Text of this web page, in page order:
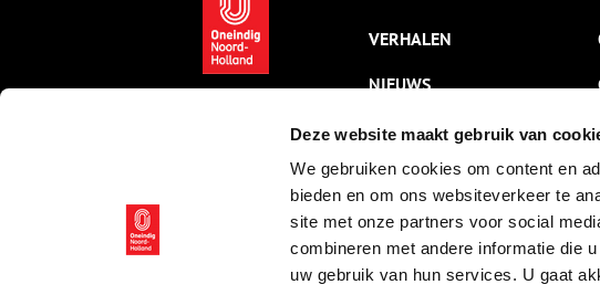
Deze website maakt gebruik van
We gebruiken cookies om content en
bieden en om ons websiteverkeer te
site met onze partners voor social
combineren met andere informatie die
uw gebruik van hun services. U gaat
VERHALEN
NIEUWS
KALENDER
THEMA’S
ACTIVITEITEN
VIDEO’S